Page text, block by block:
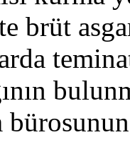
brüt